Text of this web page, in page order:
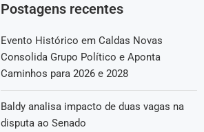
Postagens recentes
Evento Histórico em Caldas Novas
Consolida Grupo Político e Aponta
Caminhos para 2026 e 2028
Baldy analisa impacto de duas vagas na
disputa ao Senado